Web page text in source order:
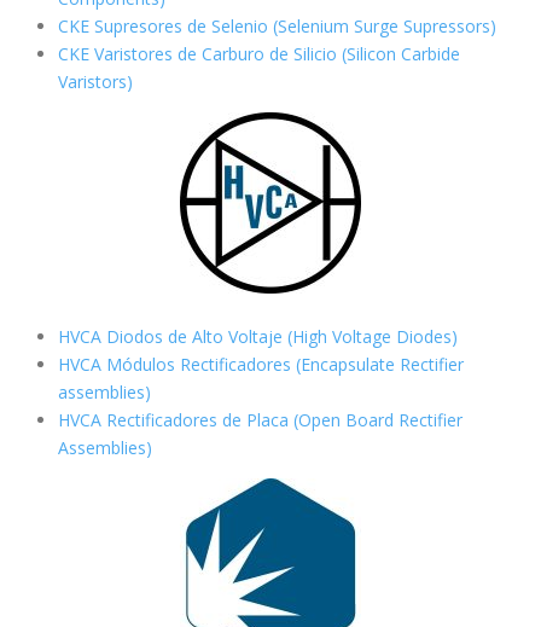
CKE Supresores de Selenio (Selenium Surge Supressors)
CKE Varistores de Carburo de Silicio (Silicon Carbide
Varistors)
HVCA Diodos de Alto Voltaje (High Voltage Diodes)
HVCA Módulos Rectificadores (Encapsulate Rectifier
assemblies)
HVCA Rectificadores de Placa (Open Board Rectifier
Assemblies)